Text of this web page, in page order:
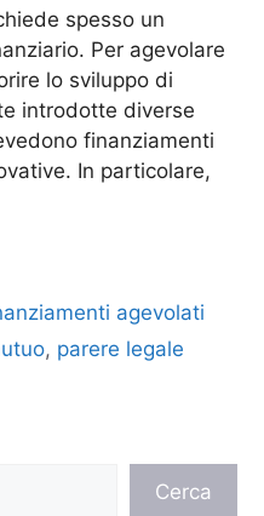
spesso un
Per agevolare
lo sviluppo di
introdotte diverse
finanziamenti
In particolare,
agevolati
, parere legale
Cerca